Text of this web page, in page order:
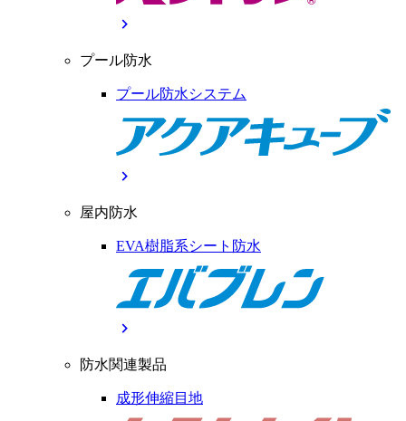
chevron_right
プール防水
プール防水システム
chevron_right
屋内防水
EVA樹脂系シート防水
chevron_right
防水関連製品
成形伸縮目地